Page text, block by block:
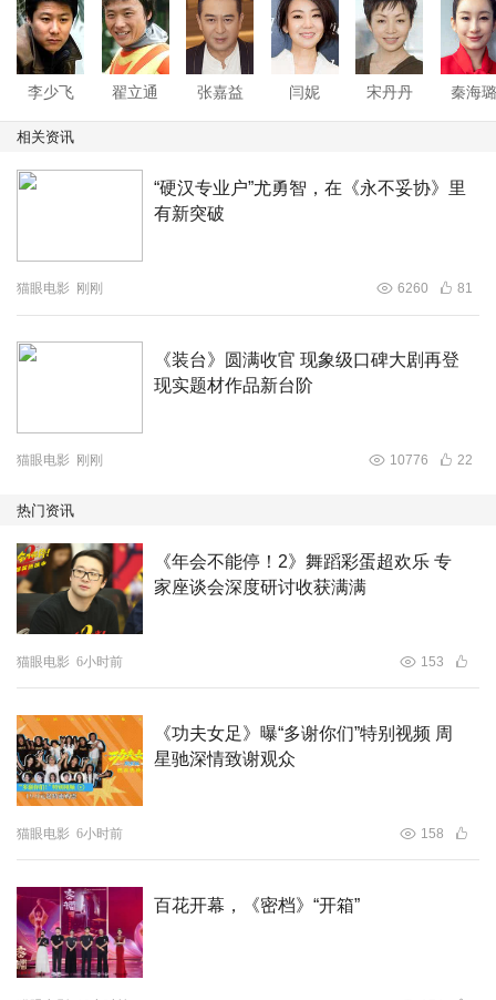
种真实的情节和真实的人物状态形成一种呼应，因此这种镜
头语言也显得非常自然和流畅。”
除此之外，关于蔡素芬最终是否会再次回到刁顺子身边的
猜想也已经甚嚣尘上，甚至已经到了将《装台》中蔡素芬出
的辩证思考。由此也释放两重信号：观众审美提升，创作者
要更下功夫才能获得认同；剧集的续篇或前传也可以“安排
该剧由中央电视台、西安兆麦影视传媒有限公司、霍尔果斯
贰零壹陆影视传媒有限公司出品，湖南快乐阳光互动娱乐传
有限公司、新疆六艺影视传媒股份有限公司、陕西星光盛世
影业网络有限公司联合出品。
李少飞 翟立通 张嘉益 闫妮 宋丹丹 秦海
相关资讯
“硬汉专业户”尤勇智，在《永不妥协》里
有新突破
猫眼电影 刚刚 6260 81
《装台》圆满收官 现象级口碑大剧再登
现实题材作品新台阶
猫眼电影 刚刚 10776 22
热门资讯
《年会不能停！2》舞蹈彩蛋超欢乐 专
家座谈会深度研讨收获满满
猫眼电影 6小时前 153
《功夫女足》曝“多谢你们”特别视频 周
星驰深情致谢观众
猫眼电影 6小时前 158
百花开幕，《密档》“开箱”